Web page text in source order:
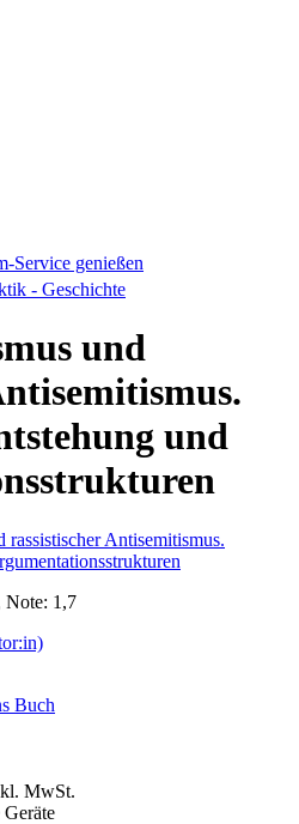
Service genießen
- Geschichte
und
und
Note: 1,7
Buch
MwSt.